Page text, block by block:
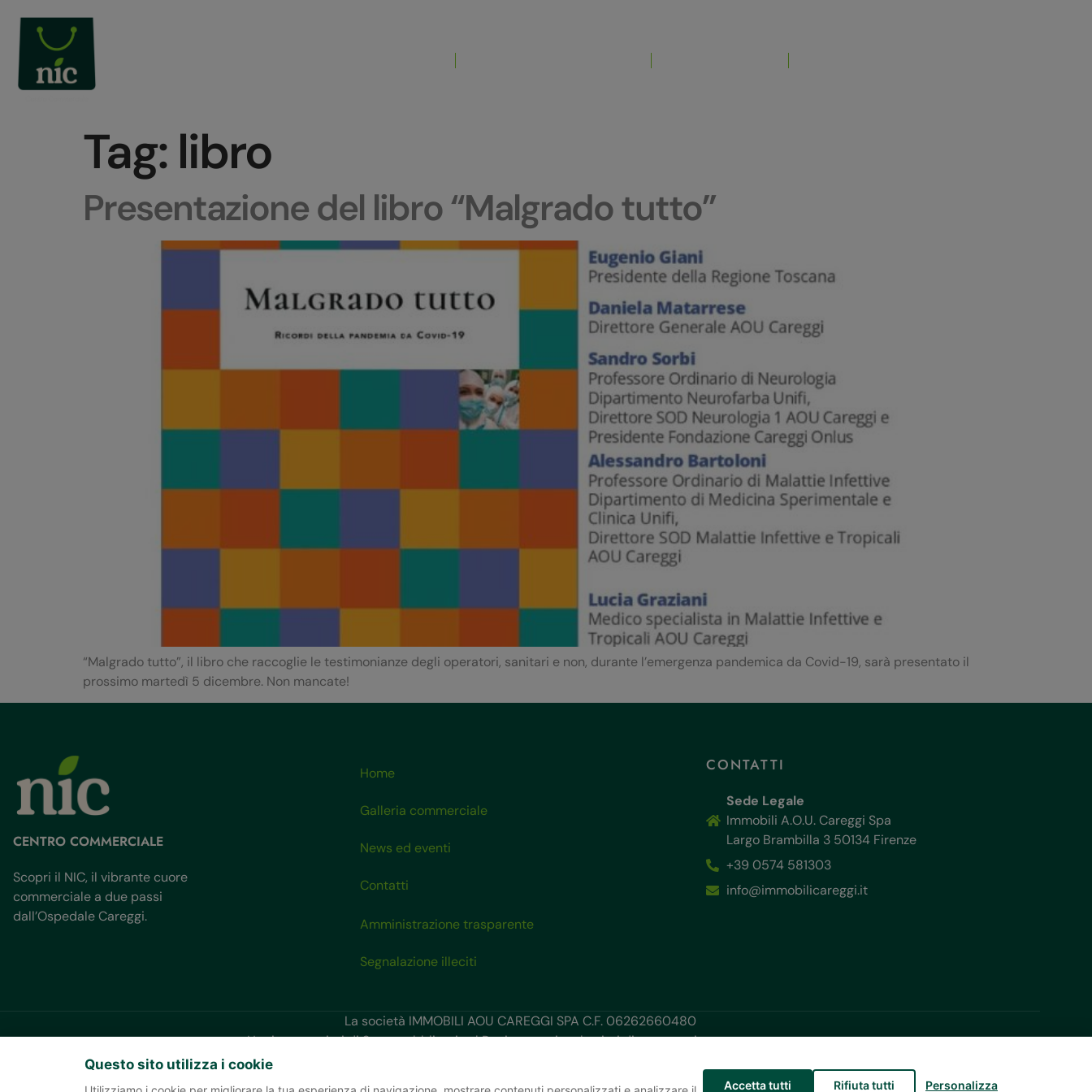
Tag: libro
Presentazione del libro “Malgrado tutto”
“Malgrado tutto”, il libro che raccoglie le testimonianze degli operatori, sanitari e non, durante l’emergenza pandemica da Covid-19, sarà presentato il
prossimo martedì 5 dicembre. Non mancate!
CENTRO COMMERCIALE
Scopri il NIC, il vibrante cuore
commerciale a due passi
dall’Ospedale Careggi.
Home
Galleria commerciale
News ed eventi
Contatti
Amministrazione trasparente
Segnalazione illeciti
CONTATTI
Sede Legale
Immobili A.O.U. Careggi Spa
Largo Brambilla 3 50134 Firenze
+39 0574 581303
info@immobilicareggi.it
La società IMMOBILI AOU CAREGGI SPA C.F. 06262660480
Ha ricevuto aiuti di Stato pubblicati sul Registro nazionale aiuti di stato, sezione trasparenza